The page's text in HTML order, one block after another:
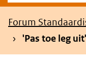
uw
zoekterm
Kruimelpad
Forum
'Pas toe leg